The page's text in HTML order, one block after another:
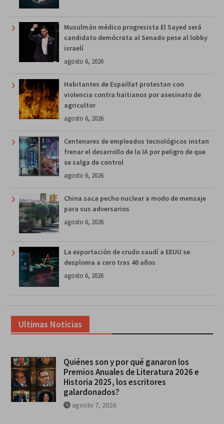
Musulmán médico progresista El Sayed será
candidato demócrata al Senado pese al lobby
israelí
agosto 6, 2026
Habitantes de Espaillat protestan con
violencia contra haitianos por asesinato de
agricultor
agosto 6, 2026
Centenares de empleados tecnológicos instan
frenar el desarrollo de la IA por peligro de que
se salga de control
agosto 6, 2026
China saca pecho nuclear a modo de mensaje
para sus adversarios
agosto 6, 2026
La exportación de crudo saudí a EEUU se
desploma a cero tras 40 años
agosto 6, 2026
Ultimas Noticias
Quiénes son y por qué ganaron los
Premios Anuales de Literatura 2026 e
Historia 2025, los escritores
galardonados?
agosto 7, 2026